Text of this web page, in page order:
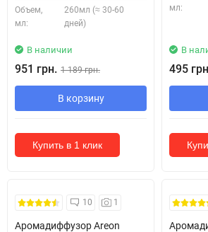
Объем,
мл:
260мл (≈ 30-60
дней)
В наличии
951 грн. 1 189 грн.
В корзину
Купить в 1 клик
мл:
В
495
Безкоштовна Доставка
10 1
Аромадиффузор Areon